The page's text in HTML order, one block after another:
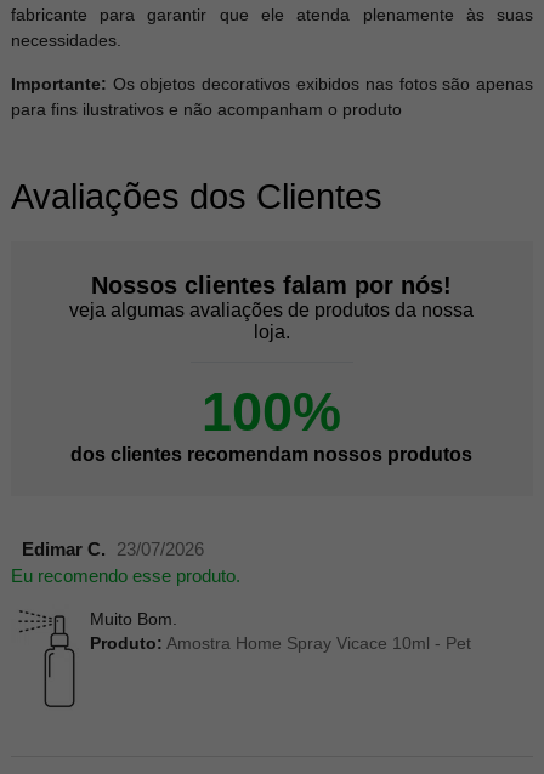
fabricante para garantir que ele atenda plenamente às suas
necessidades.
Importante: Os objetos decorativos exibidos nas fotos são apenas
para fins ilustrativos e não acompanham o produto
Avaliações dos Clientes
Nossos clientes falam por nós!
veja algumas avaliações de produtos da nossa
loja.
100%
dos clientes recomendam nossos produtos
Edimar C.
23/07/2026
Eu recomendo esse produto.
Muito Bom.
Produto: Amostra Home Spray Vicace 10ml - Pet